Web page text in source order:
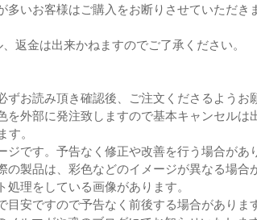
多いお客様はご購入をお断りさせていただき
返金は出来かねますのでご了承ください。
ずお読み頂き確認後、ご注文くださるようお
を外部に発注致しますので基本キャンセルは
す。
ジです。予告なく修正や改善を行う場合があ
の製品は、彩色などのイメージが異なる場合
処理をしている画像があります。
目安ですので予告なく前後する場合がありま